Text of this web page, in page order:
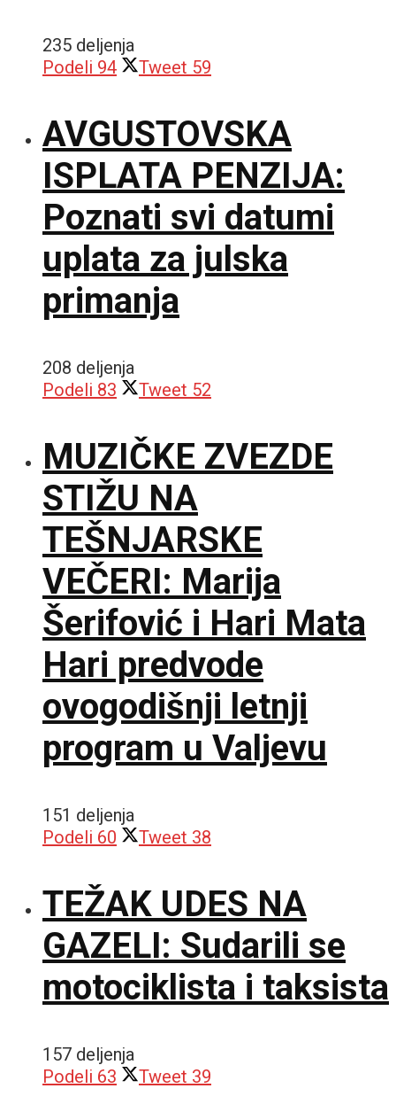
235 deljenja
Podeli 94 Tweet 59
AVGUSTOVSKA
ISPLATA PENZIJA:
Poznati svi datumi
uplata za julska
primanja
208 deljenja
Podeli 83 Tweet 52
MUZIČKE ZVEZDE
STIŽU NA
TEŠNJARSKE
VEČERI: Marija
Šerifović i Hari Mata
Hari predvode
ovogodišnji letnji
program u Valjevu
151 deljenja
Podeli 60 Tweet 38
TEŽAK UDES NA
GAZELI: Sudarili se
motociklista i taksista
157 deljenja
Podeli 63 Tweet 39